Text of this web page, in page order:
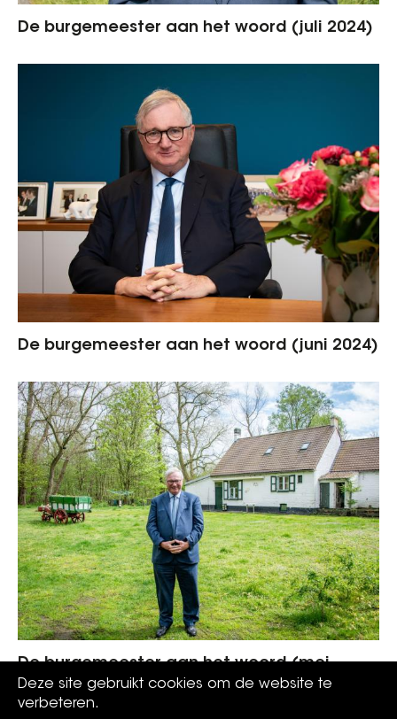
De burgemeester aan het woord (juli 2024)
De burgemeester aan het woord (juni 2024)
De burgemeester aan het woord (mei
2024)
Deze site gebruikt cookies om de website te
verbeteren.